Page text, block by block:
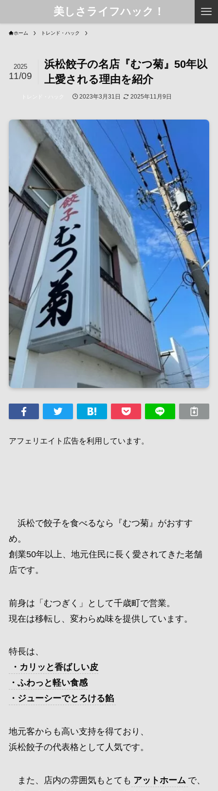
美しさライフハック！
ホーム トレンド・ハック
浜松餃子の名店『むつ菊』50年以
上愛される理由を紹介
2025
11/09
トレンド・ハック 2023年3月31日 2025年11月9日
アフェリエイト広告を利用しています。
浜松で餃子を食べるなら『むつ菊』がおすす
め。
創業50年以上、地元住民に長く愛されてきた老舗
店です。
前身は「むつぎく」として千歳町で営業。
現在は移転し、変わらぬ味を提供しています。
特長は、
・カリッと香ばしい皮
・ふわっと軽い食感
・ジューシーでとろける餡
地元客からも高い支持を得ており、
浜松餃子の代表格として人気です。
また、店内の雰囲気もとても アットホーム で、